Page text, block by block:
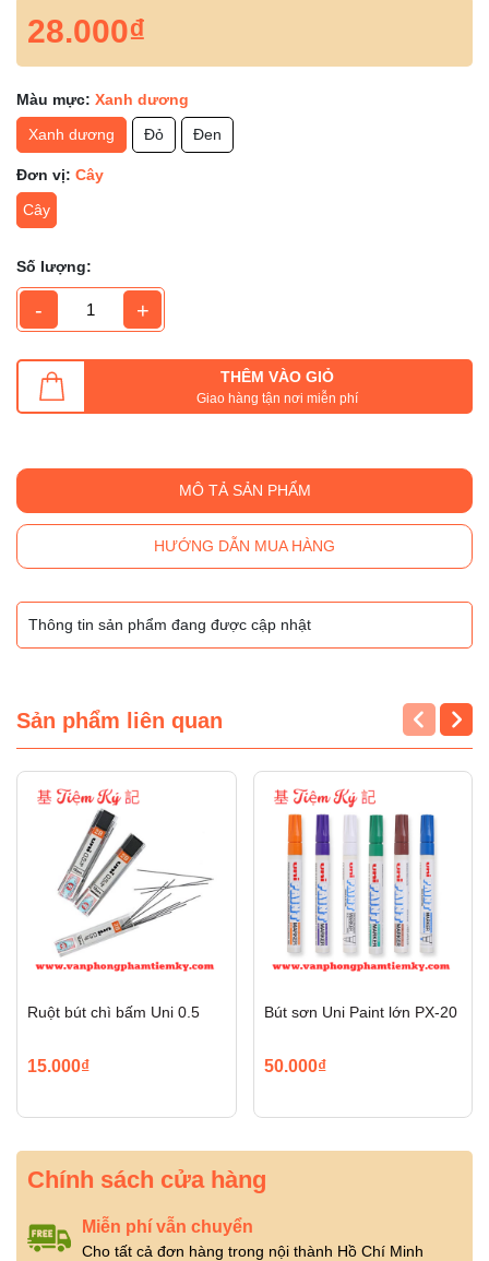
28.000₫
Màu mực: Xanh dương
Xanh dương
Đỏ Đen
Đơn vị: Cây
Cây
Số lượng:
- +
THÊM VÀO GIỎ
Giao hàng tận nơi miễn phí
MÔ TẢ SẢN PHẨM
HƯỚNG DẪN MUA HÀNG
Thông tin sản phẩm đang được cập nhật
Sản phẩm liên quan
Ruột bút chì bấm Uni 0.5
15.000₫
Bút sơn Uni Paint lớn PX-20
50.000₫
Chính sách cửa hàng
Miễn phí vẫn chuyển
Cho tất cả đơn hàng trong nội thành Hồ Chí Minh